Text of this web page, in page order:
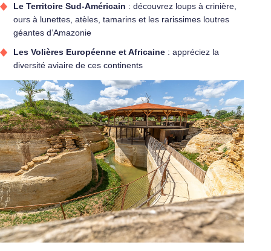
Le Territoire Sud-Américain : découvrez loups à crinière,
ours à lunettes, atèles, tamarins et les rarissimes loutres
géantes d’Amazonie
Les Volières Européenne et Africaine : appréciez la
diversité aviaire de ces continents